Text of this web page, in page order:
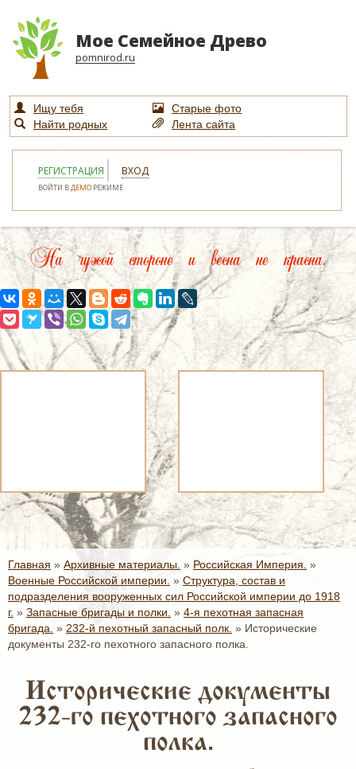
Мое Семейное Древо
pomnirod.ru
Ищу тебя
Старые фото
Найти родных
Лента сайта
РЕГИСТРАЦИЯ ВХОД
ВОЙТИ ВДЕМО РЕЖИМЕ
На чужой стороне и весна не красна.
Главная » Архивные материалы. » Российская Империя. »
Военные Российской империи. » Структура, состав и
подразделения вооруженных сил Российской империи до 1918
г. » Запасные бригады и полки. » 4-я пехотная запасная
бригада. » 232-й пехотный запасный полк. » Исторические
документы 232-го пехотного запасного полка.
Исторические документы
232-го пехотного запасного
полка.